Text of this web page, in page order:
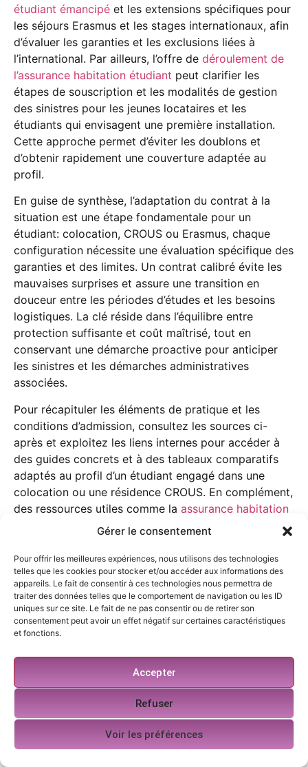
Gérer le consentement
Pour offrir les meilleures expériences, nous utilisons des technologies
telles que les cookies pour stocker et/ou accéder aux informations des
appareils. Le fait de consentir à ces technologies nous permettra de
traiter des données telles que le comportement de navigation ou les ID
uniques sur ce site. Le fait de ne pas consentir ou de retirer son
consentement peut avoir un effet négatif sur certaines caractéristiques
et fonctions.
Accepter
Refuser
Voir les préférences
étudiant émancipé et les extensions spécifiques pour
les séjours Erasmus et les stages internationaux, afin
d’évaluer les garanties et les exclusions liées à
l’international. Par ailleurs, l’offre de déroulement de
l’assurance habitation étudiant peut clarifier les
étapes de souscription et les modalités de gestion
des sinistres pour les jeunes locataires et les
étudiants qui envisagent une première installation.
Cette approche permet d’éviter les doublons et
d’obtenir rapidement une couverture adaptée au
profil.
En guise de synthèse, l’adaptation du contrat à la
situation est une étape fondamentale pour un
étudiant: colocation, CROUS ou Erasmus, chaque
configuration nécessite une évaluation spécifique des
garanties et des limites. Un contrat calibré évite les
mauvaises surprises et assure une transition en
douceur entre les périodes d’études et les besoins
logistiques. La clé réside dans l’équilibre entre
protection suffisante et coût maîtrisé, tout en
conservant une démarche proactive pour anticiper
les sinistres et les démarches administratives
associées.
Pour récapituler les éléments de pratique et les
conditions d’admission, consultez les sources ci-
après et exploitez les liens internes pour accéder à
des guides concrets et à des tableaux comparatifs
adaptés au profil d’un étudiant engagé dans une
colocation ou une résidence CROUS. En complément,
des ressources utiles comme la assurance habitation
assurance habitation etudiante 2
réponses pratiques et opérationnelles en matière de
choix assuranceet deformule tout risque.
Pour tout ce qui touche à laprotection logement et
à laresponsabilité civile des étudiants, l’anticipation
et la vérification minutieuse des garanties restent les
pratique consiste à vérifier l’exactitude des éléments
déclarés, à s’assurer que le capital mobilier est
correctement couvert et à solliciter l’assistance en
ligne lorsque cela est possible afin de gagner du
temps et de sécuriser rapidement une indemnisation
équitable en cas de sinistre.